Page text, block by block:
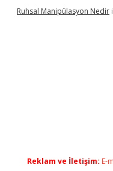
Ruhsal Manipülasyon Nedir
Reklam ve İletişim: E-